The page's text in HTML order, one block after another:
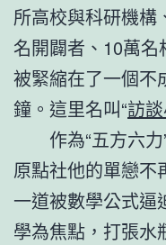
所高校與科研機構
名開闢者、10萬
被緊縮在了一個
鐘。這里名叫“訪談
作為“五方六
原點社他的單戀不
一道被數學公式逼
學為焦點，打張水